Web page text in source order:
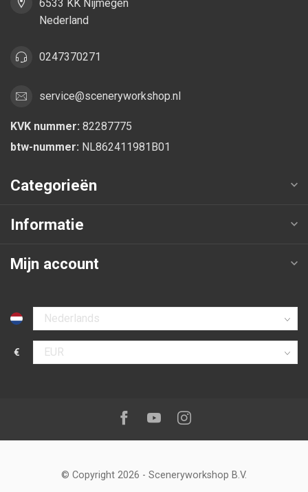
6533 KK Nijmegen
Nederland
0247370271
service@sceneryworkshop.nl
KVK nummer: 82287775
btw-nummer: NL862411981B01
Categorieën
Informatie
Mijn account
Selecteer taal
€
Selecteer valuta
Volg ons op:Facebook
YoutubeInstagram
© Copyright 2026 - Sceneryworkshop B.V.